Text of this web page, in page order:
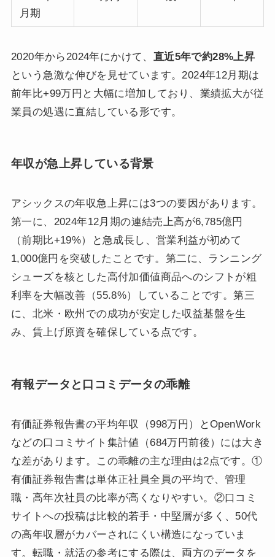
月期
2020年から2024年にかけて、 直近5年で約28%上昇
という急激な伸びを見せています。2024年12月期は
前年比+99万円と大幅に増加しており、業績拡大が従
業員の処遇に直結している形です。
年収が急上昇している背景
アシックスの年収急上昇には3つの要因があります。
第一に、2024年12月期の連結売上高が6,785億円
（前期比+19%）と急成長し、営業利益が初めて
1,000億円を突破したことです。第二に、ランニング
シューズを核とした高付加価値商品へのシフトが粗
利率を大幅改善（55.8%）していることです。第三
に、北米・欧州での成功が安定した収益基盤を生
み、賃上げ原資を確保している点です。
有報データと口コミデータの乖離
有価証券報告書の平均年収（998万円）とOpenWork
などの口コミサイト集計値（684万円前後）には大き
な差があります。この乖離の主な理由は2点です。①
有価証券報告書は単体正社員全員の平均で、管理
職・高年次社員の比率が高くなりやすい。②口コミ
サイトへの投稿は比較的若手・中堅層が多く、50代
の高年収層がカバーされにくい構造になっていま
す。転職・就活の参考にする際は、両方のデータを